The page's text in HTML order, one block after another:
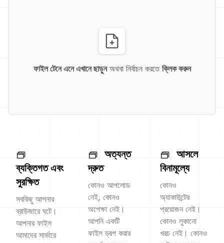
ফাইল টেনে এনে এখানে ছাড়ুনঅথবা নির্বাচন করতে ক্লিক করুন
ব্যক্তিগত এবং
সুরক্ষিত
সবকিছু আপনার
ব্রাউজারে ঘটে।
আপনার ফাইল
আমাদের সার্ভারে
অত্যন্ত
দ্রুত
কোনও আপলোড
নেই, কোনও
অপেক্ষা নেই।
আপনি একটি
ফাইল ড্রপ করার
আসলে
বিনামূল্যে
কোনও
অ্যাকাউন্টের
প্রয়োজন নেই।
কোনও লুকানো
খরচ নেই। কোনও